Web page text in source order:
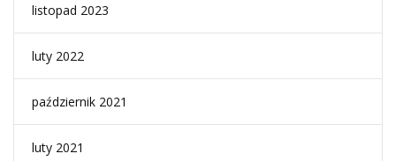
listopad 2023
luty 2022
październik 2021
luty 2021